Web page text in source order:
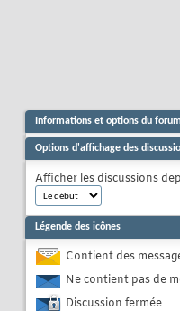
Informations et options du forum
Options d'affichage des
Afficher les discussions
Légende des icônes
Contient des
Ne contient pas de
Discussion fermée